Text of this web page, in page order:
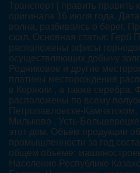
Транспорт [ править править
оригинала 16 июля года.
волна, разбиваясь о берег,
скал. Основная статья: Герб
расположены офисы
осуществляющих добычу
Родниковое и другие
платины месторождения
в Корякии , а также
расположены по всему
Петропавловске-
Мильково , Усть-Большерецке
этот дом. Объём продукции
промышленности за год
общем объёме:
Население Республике